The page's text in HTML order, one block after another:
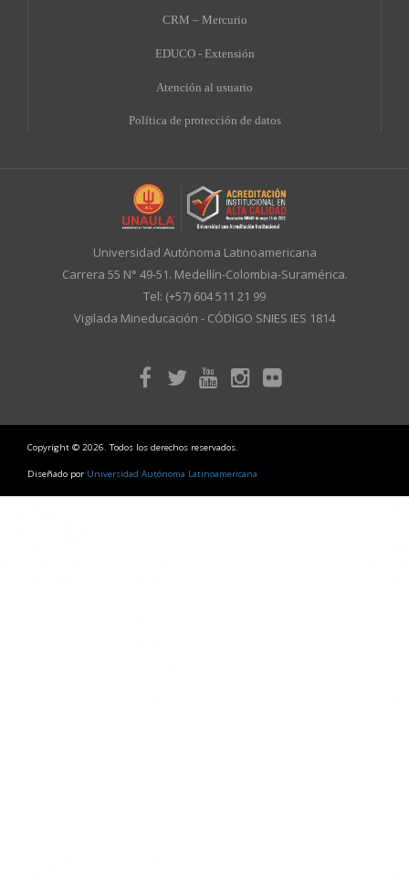
CRM – Mercurio
EDUCO - Extensión
Atención al usuario
Política de protección de datos
Universidad Autónoma Latinoamericana
Carrera 55 N° 49-51. Medellín-Colombia-Suramérica.
Tel: (+57) 604 511 21 99
Vigilada Mineducación - CÓDIGO SNIES IES 1814
Copyright © 2026. Todos los derechos reservados.
Diseñado por Universidad Autónoma Latinoamericana